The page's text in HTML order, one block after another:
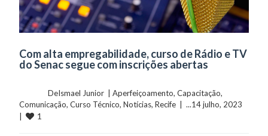
Com alta empregabilidade, curso de Rádio e TV
do Senac segue com inscrições abertas
	    	DeIsmael Junior  |
Aperfeiçoamento, Capacitação
Comunicação, Curso Técnico, Notícias, Recife
  |  ...14 julho, 2023
|
1